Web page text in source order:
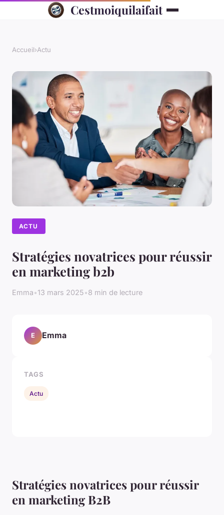
Cestmoiquilaifait
Accueil›Actu
ACTU
Stratégies novatrices pour réussir
en marketing b2b
Emma•13 mars 2025•8 min de lecture
Stratégies novatrices pour réussir
en marketing B2B
E Emma
TAGS
Actu